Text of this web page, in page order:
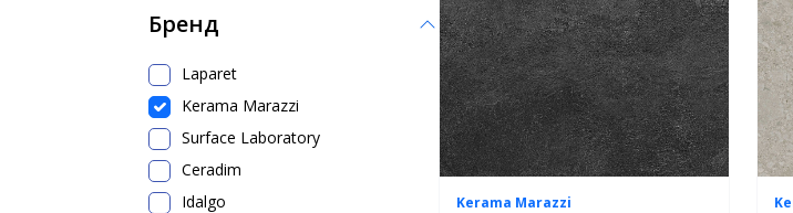
Бренд
Laparet
Kerama Marazzi
Surface Laboratory
Ceradim
Idalgo
Kerama Marazzi